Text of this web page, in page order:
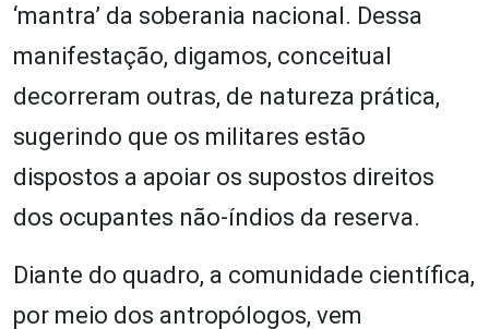
‘mantra’ da soberania nacional. Dessa
manifestação, digamos, conceitual
decorreram outras, de natureza prática,
sugerindo que os militares estão
dispostos a apoiar os supostos direitos
dos ocupantes não-índios da reserva.
Diante do quadro, a comunidade científica,
por meio dos antropólogos, vem